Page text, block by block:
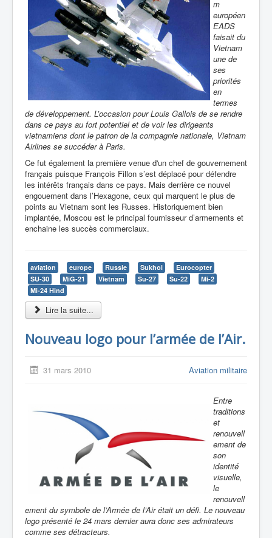
m
européen
EADS
faisait du
Vietnam
une de
ses
priorités
en
termes
de développement. L’occasion pour Louis Gallois de se rendre
dans ce pays au fort potentiel et de voir les dirigeants
vietnamiens dont le patron de la compagnie nationale, Vietnam
Airlines se succéder à Paris.
Ce fut également la première venue d'un chef de gouvernement
français puisque François Fillon s’est déplacé pour défendre
les intérêts français dans ce pays. Mais derrière ce nouvel
engouement dans l’Hexagone, ceux qui marquent le plus de
points au Vietnam sont les Russes. Historiquement bien
implantée, Moscou est le principal fournisseur d’armements et
enchaine les succès commerciaux.
aviation europe Russie Sukhoi
Eurocopter
SU-30
MiG-21 Vietnam Su-27 Su-22
Mi-2
Mi-24 Hind
Lire la suite...
Nouveau logo pour l’armée de l’Air.
31 mars 2010 Aviation militaire
Entre
traditions
et
renouvell
ement de
son
identité
visuelle,
le
renouvell
ement du symbole de l’Armée de l’Air était un défi. Le nouveau
logo présenté le 24 mars dernier aura donc ses admirateurs
comme ses détracteurs.